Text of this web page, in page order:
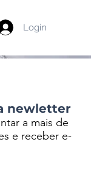
Login
newletter
a mais de
e receber e-